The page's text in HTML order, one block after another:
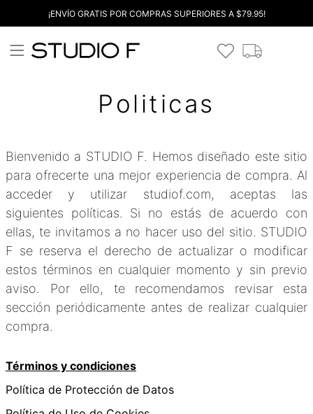
¡ENVÍO GRATIS POR COMPRAS SUPERIORES A $79.95!
Politicas
Bienvenido a STUDIO F. Hemos diseñado este sitio
para ofrecerte una mejor experiencia de compra. Al
acceder y utilizar studiof.com, aceptas las
siguientes políticas. Si no estás de acuerdo con
ellas, te invitamos a no hacer uso del sitio. STUDIO
F se reserva el derecho de actualizar o modificar
estos términos en cualquier momento y sin previo
aviso. Por ello, te recomendamos revisar esta
sección periódicamente antes de realizar cualquier
compra.
Términos y condiciones
Política de Protección de Datos